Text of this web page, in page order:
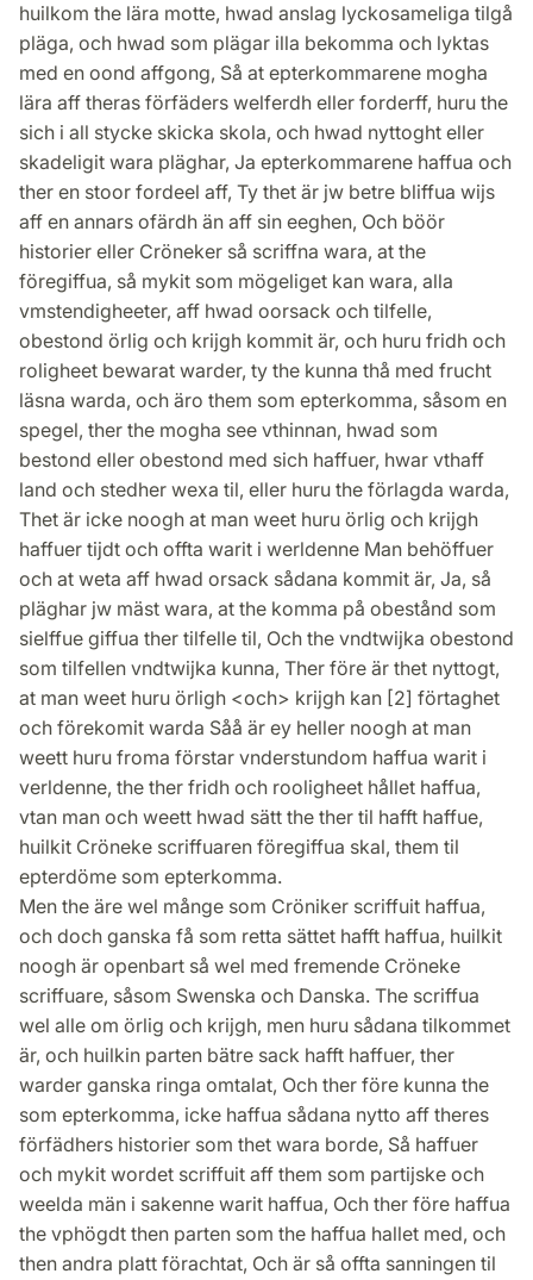
huilkom the lära motte, hwad anslag lyckosameliga tilgå
pläga, och hwad som plägar illa bekomma och lyktas
med en oond affgong, Så at epterkommarene mogha
lära aff theras förfäders welferdh eller forderff, huru the
sich i all stycke skicka skola, och hwad nyttoght eller
skadeligit wara pläghar, Ja epterkommarene haffua och
ther en stoor fordeel aff, Ty thet är jw betre bliffua wijs
aff en annars ofärdh än aff sin eeghen, Och böör
historier eller Cröneker så scriffna wara, at the
föregiffua, så mykit som mögeliget kan wara, alla
vmstendigheeter, aff hwad oorsack och tilfelle,
obestond örlig och krijgh kommit är, och huru fridh och
roligheet bewarat warder, ty the kunna thå med frucht
läsna warda, och äro them som epterkomma, såsom en
spegel, ther the mogha see vthinnan, hwad som
bestond eller obestond med sich haffuer, hwar vthaff
land och stedher wexa til, eller huru the förlagda warda,
Thet är icke noogh at man weet huru örlig och krijgh
haffuer tijdt och offta warit i werldenne Man behöffuer
och at weta aff hwad orsack sådana kommit är, Ja, så
pläghar jw mäst wara, at the komma på obestånd som
sielffue giffua ther tilfelle til, Och the vndtwijka obestond
som tilfellen vndtwijka kunna, Ther före är thet nyttogt,
at man weet huru örligh <och> krijgh kan [2] förtaghet
och förekomit warda Såå är ey heller noogh at man
weett huru froma förstar vnderstundom haffua warit i
verldenne, the ther fridh och rooligheet hållet haffua,
vtan man och weett hwad sätt the ther til hafft haffue,
huilkit Cröneke scriffuaren föregiffua skal, them til
epterdöme som epterkomma.
Men the äre wel månge som Cröniker scriffuit haffua,
och doch ganska få som retta sättet hafft haffua, huilkit
noogh är openbart så wel med fremende Cröneke
scriffuare, såsom Swenska och Danska. The scriffua
wel alle om örlig och krijgh, men huru sådana tilkommet
är, och huilkin parten bätre sack hafft haffuer, ther
warder ganska ringa omtalat, Och ther före kunna the
som epterkomma, icke haffua sådana nytto aff theres
förfädhers historier som thet wara borde, Så haffuer
och mykit wordet scriffuit aff them som partijske och
weelda män i sakenne warit haffua, Och ther före haffua
the vphögdt then parten som the haffua hallet med, och
then andra platt förachtat, Och är så offta sanningen til